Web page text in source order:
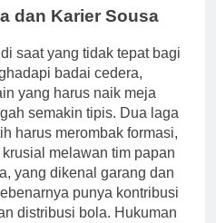
dan Karier Sousa
saat yang tidak tepat bagi
badai cedera,
yang harus naik meja
semakin tipis. Dua laga
harus merombak formasi,
melawan tim papan
yang dikenal garang dan
punya kontribusi
distribusi bola. Hukuman